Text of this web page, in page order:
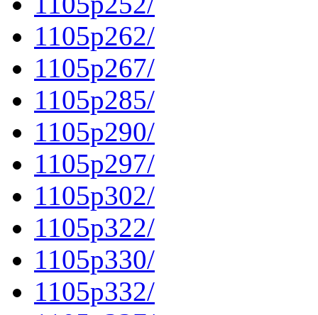
1105p262/
1105p267/
1105p285/
1105p290/
1105p297/
1105p302/
1105p322/
1105p330/
1105p332/